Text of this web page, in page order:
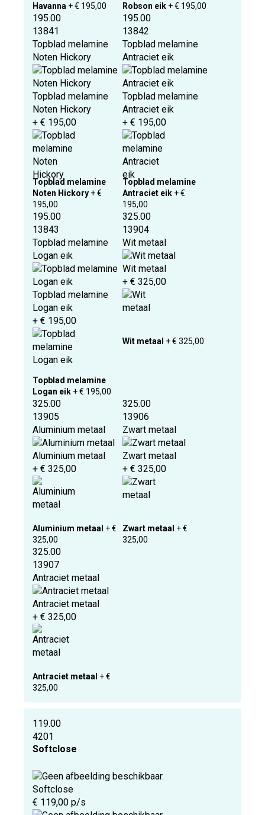
Havanna + € 195,00
Robson eik + € 195,00
195.00
13841
Topblad melamine
Noten Hickory
Topblad melamine
Noten Hickory
+ € 195,00
Topblad melamine
Noten Hickory + €
195,00
195.00
13842
Topblad melamine
Antraciet eik
Topblad melamine
Antraciet eik
+ € 195,00
Topblad melamine
Antraciet eik + €
195,00
195.00
13843
Topblad melamine
Logan eik
Topblad melamine
Logan eik
+ € 195,00
Topblad melamine
Logan eik + € 195,00
325.00
13904
Wit metaal
Wit metaal
+ € 325,00
Wit metaal + € 325,00
325.00
13905
Aluminium metaal
Aluminium metaal
+ € 325,00
Aluminium metaal + €
325,00
325.00
13906
Zwart metaal
Zwart metaal
+ € 325,00
Zwart metaal + €
325,00
325.00
13907
Antraciet metaal
Antraciet metaal
+ € 325,00
Antraciet metaal + €
325,00
119.00
4201
Softclose
Softclose
€ 119,00 p/s